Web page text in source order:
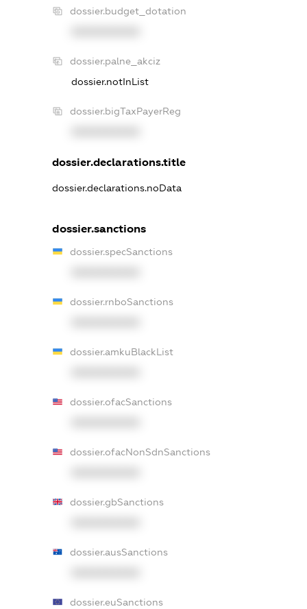
dossier.budget_dotation
dossier.palne_akciz
dossier.notInList
dossier.bigTaxPayerReg
dossier.declarations.title
dossier.declarations.noData
dossier.sanctions
dossier.specSanctions
dossier.rnboSanctions
dossier.amkuBlackList
dossier.ofacSanctions
dossier.ofacNonSdnSanctions
dossier.gbSanctions
dossier.ausSanctions
dossier.euSanctions